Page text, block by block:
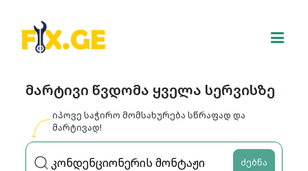
მარტივი წვდომა ყველა სერვისზე
იპოვე საჭირო მომსახურება სწრაფად და
მარტივად!
ძებნა